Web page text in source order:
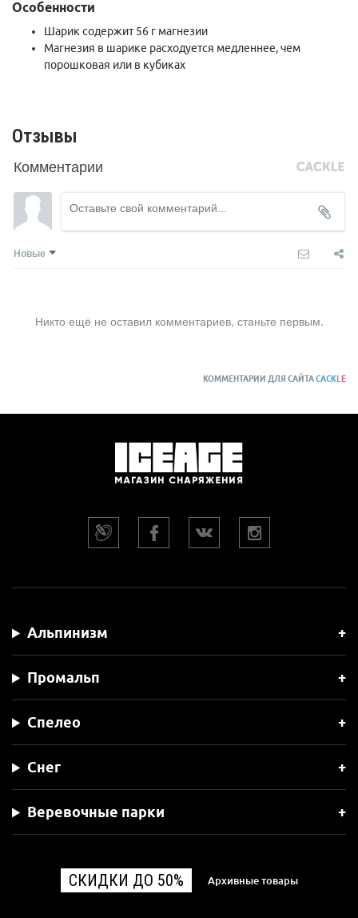
Особенности
Шарик содержит 56 г магнезии
Магнезия в шарике расходуется медленнее, чем
порошковая или в кубиках
Отзывы
Комментарии
Новые
Никто ещё не оставил комментариев, станьте первым.
КОММЕНТАРИИ ДЛЯ САЙТАCACKL E
Альпинизм
Промальп
Спелео
Снег
Веревочные парки
СКИДКИ ДО 50% Архивные товары